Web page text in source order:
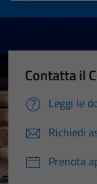
Contatta il
Leggi le
Richiedi
Prenota